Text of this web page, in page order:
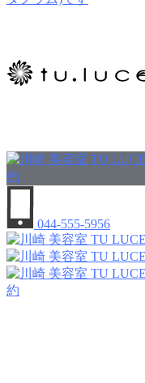
044-555-5956